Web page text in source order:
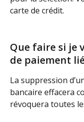
carte de crédit.
Que faire si je
de paiement
La suppression
bancaire effacera
révoquera toutes